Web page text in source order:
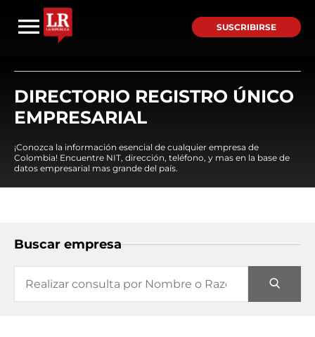
SUSCRIBIRSE
DIRECTORIO REGISTRO ÚNICO
EMPRESARIAL
¡Conozca la información esencial de cualquier empresa de
Colombia! Encuentre NIT, dirección, teléfono, y mas en la base de
datos empresarial mas grande del país.
Buscar empresa